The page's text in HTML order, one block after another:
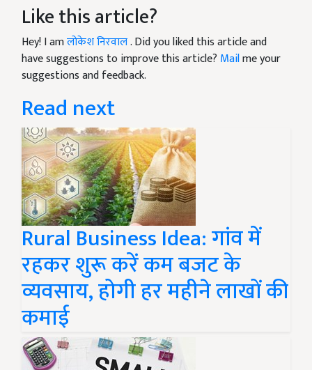
Like this article?
Hey! I amलोकेश निरवाल. Did you liked this article and
have suggestions to improve this article? Mailme your
suggestions and feedback.
Read next
Rural Business Idea: गांव में
रहकर शुरू करें कम बजट के
व्यवसाय, होगी हर महीने लाखों की
कमाई